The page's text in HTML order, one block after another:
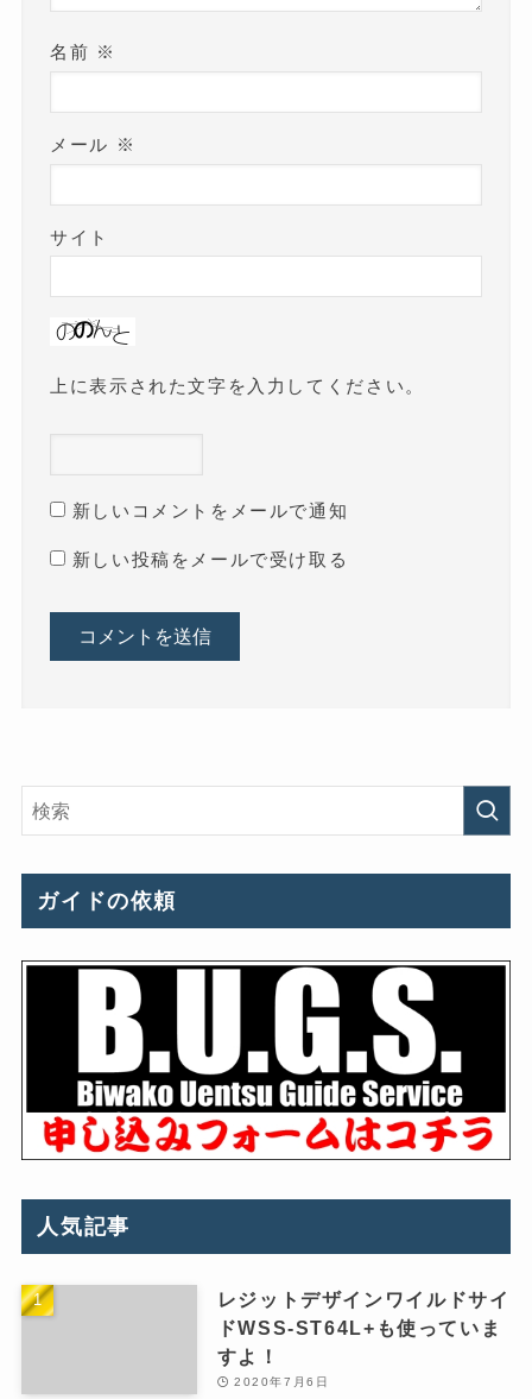
名前 ※
メール ※
サイト
上に表示された文字を入力してください。
新しいコメントをメールで通知
新しい投稿をメールで受け取る
ガイドの依頼
人気記事
レジットデザインワイルドサイ
ドWSS-ST64L+も使っていま
すよ！
2020年7月6日